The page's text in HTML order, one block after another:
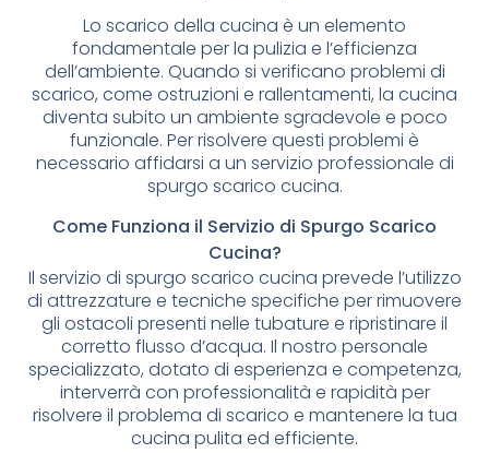
Lo scarico della cucina è un elemento
fondamentale per la pulizia e l’efficienza
dell’ambiente. Quando si verificano problemi di
scarico, come ostruzioni e rallentamenti, la cucina
diventa subito un ambiente sgradevole e poco
funzionale. Per risolvere questi problemi è
necessario affidarsi a un servizio professionale di
spurgo scarico cucina.
Come Funziona il Servizio di Spurgo Scarico
Cucina?
Il servizio di spurgo scarico cucina prevede l’utilizzo
di attrezzature e tecniche specifiche per rimuovere
gli ostacoli presenti nelle tubature e ripristinare il
corretto flusso d’acqua. Il nostro personale
specializzato, dotato di esperienza e competenza,
interverrà con professionalità e rapidità per
risolvere il problema di scarico e mantenere la tua
cucina pulita ed efficiente.